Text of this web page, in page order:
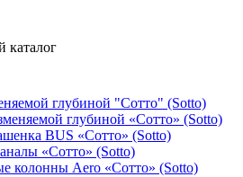
каталог
глубиной "Сотто" (Sotto)
глубиной «Сотто» (Sotto)
BUS «Сотто» (Sotto)
«Сотто» (Sotto)
колонны Aero «Сотто» (Sotto)